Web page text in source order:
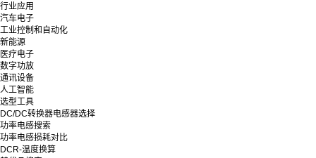
行业应用
汽车电子
工业控制和自动化
新能源
医疗电子
数字功放
通讯设备
人工智能
选型工具
DC/DC转换器电感器选择
功率电感搜索
功率电感损耗对比
DCR-温度换算